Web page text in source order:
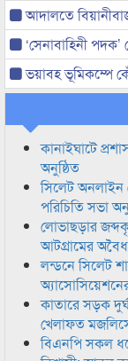
আদালতে
‘সেনাবাহিনী
ভয়াবহ ভূমিকম্পে
কানাইঘাটে
অনুষ্ঠিত
সিলেট অনলাইন
পরিচিতি সভা
লোভাছড়ার
আটগ্রামের
লন্ডনে সিলেট
কাতারে সড়ক
খেলাফত
বিএনপি সকল